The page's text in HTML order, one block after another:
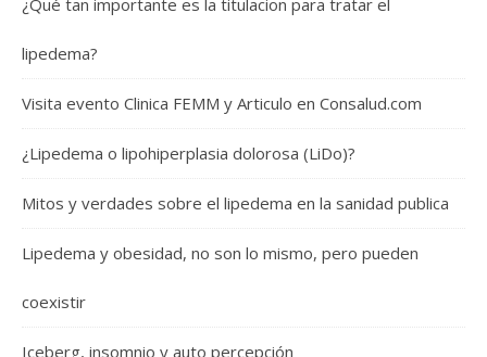
lipedema?
Visita evento Clinica FEMM y Articulo en Consalud.com
¿Lipedema o lipohiperplasia dolorosa (LiDo)?
Mitos y verdades sobre el lipedema en la sanidad publica
Lipedema y obesidad, no son lo mismo, pero pueden
coexistir
Iceberg, insomnio y auto percepción